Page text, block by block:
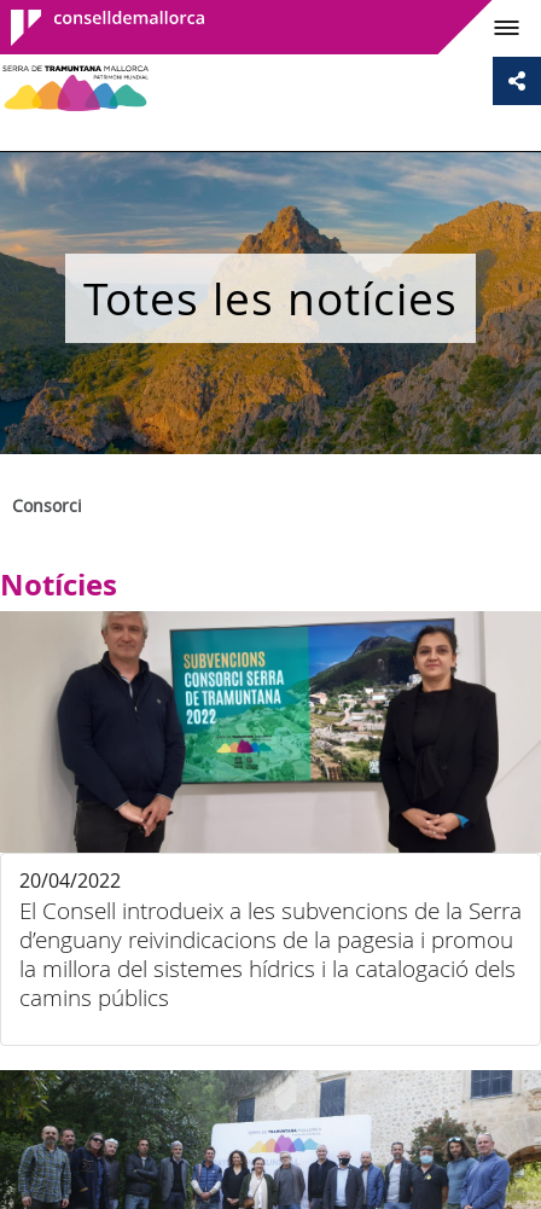
Consell de
Mallorca
Totes les notícies
Consorci
Notícies
El Consell introdueix a les subvencions de la Serra
d’enguany reivindicacions de la pagesia i promou
la millora del sistemes hídrics i la catalogació dels
camins públics
20/04/2022